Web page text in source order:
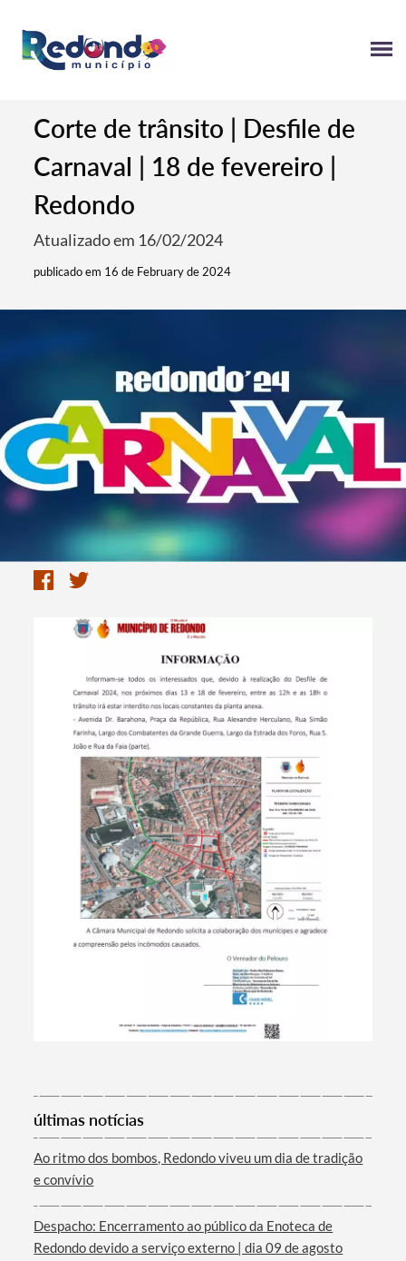
Corte de trânsito | Desfile de
Carnaval | 18 de fevereiro |
Redondo
Atualizado em 16/02/2024
publicado em 16 de February de 2024
últimas notícias
Ao ritmo dos bombos, Redondo viveu um dia de tradição
e convívio
Despacho: Encerramento ao público da Enoteca de
Redondo devido a serviço externo | dia 09 de agosto